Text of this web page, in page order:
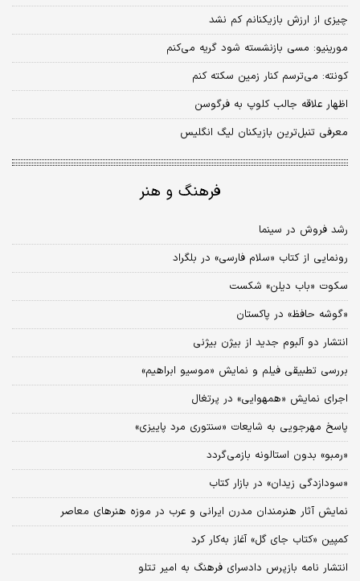
چیزی از ارزش بازیکنانم کم نشد
مورینیو: مسی بازنشسته شود گریه می‌کنم
کونته: می‌ترسم کنار زمین سکته کنم
اظهار علاقه جالب کلوپ به فرگوسن
معرفی تنبل‌ترین بازیکنان لیگ انگلیس
فرهنگ و هنر
رشد فروش در سینما
رونمایی از کتاب «سلام فارسی» در بلگراد
سکوت «باب دیلن» شکست
«گوشه‌ حافظ» در پاکستان
انتشار دو آلبوم جدید از بیژن بیژنی
بررسی تطبیقی فیلم و نمایش «موسیو ابراهیم»
اجرای نمایش «هم‏هوایی» در پرتغال
پاسخ مهرجویی به شایعات «سنتوری مرد پاییزی»
«رمبو» بدون استالونه بازمی‌گردد
«سودازدگی زیدان» در بازار کتاب
نمایش آثار هنرمندان مدرن ایرانی و عرب در موزه هنرهای معاصر
کمپین «کتاب جای گل» آغاز به‌کار کرد
انتشار نامه بازپرس دادسرای فرهنگ به امیر تتلو